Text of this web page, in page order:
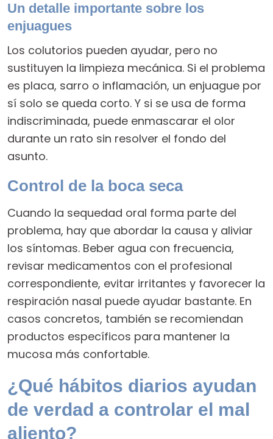
Un detalle importante sobre los
enjuagues
Los colutorios pueden ayudar, pero no
sustituyen la limpieza mecánica. Si el problema
es placa, sarro o inflamación, un enjuague por
sí solo se queda corto. Y si se usa de forma
indiscriminada, puede enmascarar el olor
durante un rato sin resolver el fondo del
asunto.
Control de la boca seca
Cuando la sequedad oral forma parte del
problema, hay que abordar la causa y aliviar
los síntomas. Beber agua con frecuencia,
revisar medicamentos con el profesional
correspondiente, evitar irritantes y favorecer la
respiración nasal puede ayudar bastante. En
casos concretos, también se recomiendan
productos específicos para mantener la
mucosa más confortable.
¿Qué hábitos diarios ayudan
de verdad a controlar el mal
aliento?